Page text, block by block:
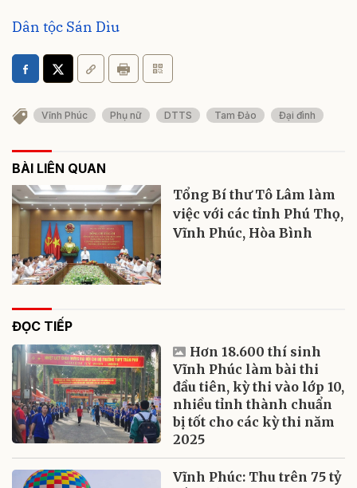
Dân tộc Sán Dìu
Vĩnh Phúc Phụ nữ DTTS Tam Đảo Đại đình
BÀI LIÊN QUAN
Tổng Bí thư Tô Lâm làm
việc với các tỉnh Phú Thọ,
Vĩnh Phúc, Hòa Bình
ĐỌC TIẾP
Hơn 18.600 thí sinh
Vĩnh Phúc làm bài thi
đầu tiên, kỳ thi vào lớp 10,
nhiều tỉnh thành chuẩn
bị tốt cho các kỳ thi năm
2025
Vĩnh Phúc: Thu trên 75 tỷ